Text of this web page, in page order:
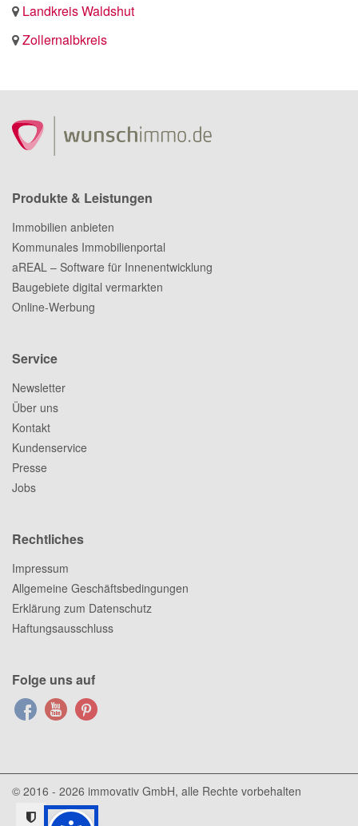
Landkreis Waldshut
Zollernalbkreis
Produkte & Leistungen
Immobilien anbieten
Kommunales Immobilienportal
aREAL – Software für Innenentwicklung
Baugebiete digital vermarkten
Online-Werbung
Service
Newsletter
Über uns
Kontakt
Kundenservice
Presse
Jobs
Rechtliches
Impressum
Allgemeine Geschäftsbedingungen
Erklärung zum Datenschutz
Haftungsausschluss
Folge uns auf
© 2016 - 2026 immovativ GmbH, alle Rechte vorbehalten